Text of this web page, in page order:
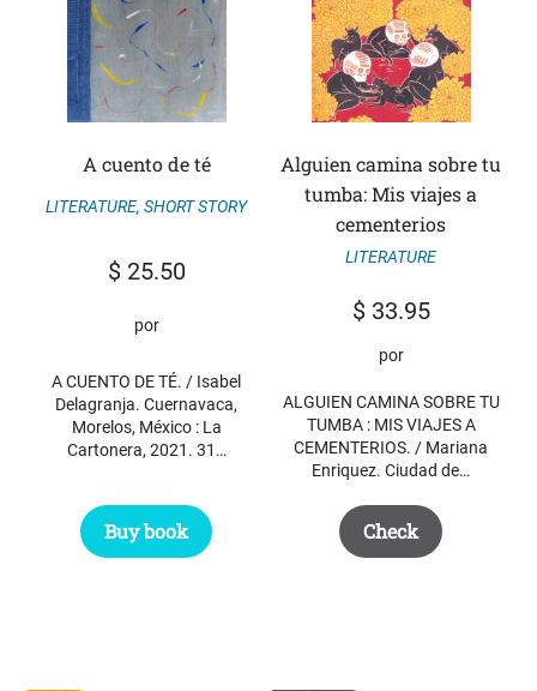
A cuento de té
LITERATURE, SHORT STORY
$25.50
por
A CUENTO DE TÉ. / Isabel
Delagranja. Cuernavaca,
Morelos, México : La
Cartonera, 2021. 31…
Buy book
Alguien camina sobre tu
tumba: Mis viajes a
cementerios
LITERATURE
$33.95
por
ALGUIEN CAMINA SOBRE TU
TUMBA : MIS VIAJES A
CEMENTERIOS. / Mariana
Enriquez. Ciudad de…
Check